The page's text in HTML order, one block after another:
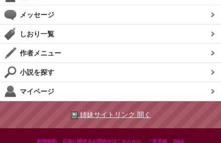
メッセージ
しおり一覧
作者メニュー
小説を探す
マイページ
姉妹サイトリンク 開く
利用規約 広告に関するお問合せはこちらから ご意見箱 Q&A